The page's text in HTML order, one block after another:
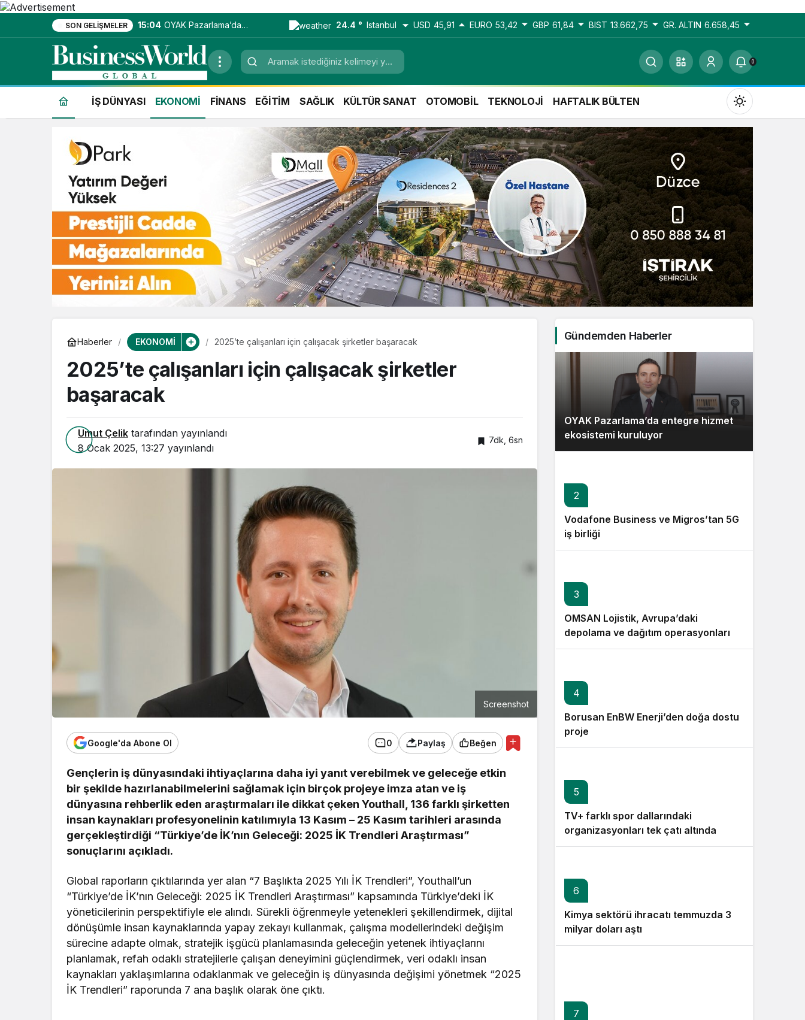
SON GELIŞMELER 15:04 OYAK Pazarlama’da
entegre hizmet
ekosistemi kuruluyor
24.4 ° Istanbul USD 45,91 EURO 53,42 GBP 61,84 BIST 13.662,75 GR. ALTIN 6.658,45
0
İŞ DÜNYASI EKONOMİ FİNANS EĞİTİM SAĞLIK KÜLTÜR SANAT OTOMOBİL TEKNOLOJİ HAFTALIK BÜLTEN
Gündüz Modu
Gündüz modunu seçin.
Gece Modu
Gece modunu seçin.
Sistem Modu
Sistem modunu seçin.
Haberler EKONOMİ 2025’te çalışanları için çalışacak şirketler başaracak
2025’te çalışanları için çalışacak şirketler
başaracak
Umut Çelik tarafından yayınlandı
8 Ocak 2025, 13:27 yayınlandı
7dk, 6sn
Screenshot
Google'da Abone Ol 0 Paylaş Beğen
Gençlerin iş dünyasındaki ihtiyaçlarına daha iyi yanıt verebilmek ve geleceğe etkin
bir şekilde hazırlanabilmelerini sağlamak için birçok projeye imza atan ve iş
dünyasına rehberlik eden araştırmaları ile dikkat çeken Youthall, 136 farklı şirketten
insan kaynakları profesyonelinin katılımıyla 13 Kasım – 25 Kasım tarihleri arasında
gerçekleştirdiği “Türkiye’de İK’nın Geleceği: 2025 İK Trendleri Araştırması”
sonuçlarını açıkladı.
Global raporların çıktılarında yer alan “7 Başlıkta 2025 Yılı İK Trendleri”, Youthall’un
“Türkiye’de İK’nın Geleceği: 2025 İK Trendleri Araştırması” kapsamında Türkiye’deki İK
yöneticilerinin perspektifiyle ele alındı. Sürekli öğrenmeyle yetenekleri şekillendirmek, dijital
dönüşümle insan kaynaklarında yapay zekayı kullanmak, çalışma modellerindeki değişim
sürecine adapte olmak, stratejik işgücü planlamasında geleceğin yetenek ihtiyaçlarını
planlamak, refah odaklı stratejilerle çalışan deneyimini güçlendirmek, veri odaklı insan
kaynakları yaklaşımlarına odaklanmak ve geleceğin iş dünyasında değişimi yönetmek “2025
İK Trendleri” raporunda 7 ana başlık olarak öne çıktı.
Gündemden Haberler
OYAK Pazarlama’da entegre hizmet
ekosistemi kuruluyor
2
Vodafone Business ve Migros’tan 5G
iş birliği
3
OMSAN Lojistik, Avrupa’daki
depolama ve dağıtım operasyonlarına
başladı
4
Borusan EnBW Enerji’den doğa dostu
proje
5
TV+ farklı spor dallarındaki
organizasyonları tek çatı altında
buluşturuyor
6
Kimya sektörü ihracatı temmuzda 3
milyar doları aştı
7